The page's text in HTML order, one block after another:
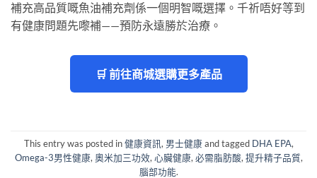
補充高品質嘅魚油補充劑係一個明智嘅選擇。千祈唔好等到
有健康問題先嚟補——預防永遠勝於治療。
🛒 前往商城選購更多產品
This entry was posted in健康資訊, 男士健康and tagged DHA EPA,
Omega-3男性健康, 奧米加三功效, 心臟健康, 必需脂肪酸, 提升精子品質,
腦部功能.